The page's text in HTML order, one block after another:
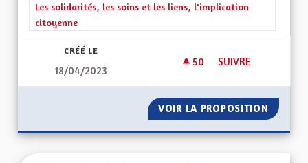
Filtrer les résultats de la catégorie : Les solidarités, les soins
Les solidarités, les soins et les liens, l'implication
citoyenne
CRÉÉ LE
18/04/2023
50 50 ABONNÉS
SUIVRE
VOIR LA PROPOSITION